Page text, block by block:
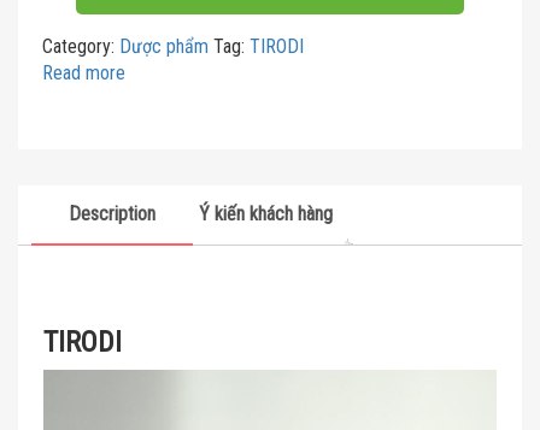
Category: Dược phẩm Tag: TIRODI
Read more
Description Ý kiến khách hàng
TIRODI